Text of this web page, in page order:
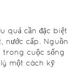
quả cần đặc biệt
nước cấp. Nguồn
cuộc sống
một cách kỹ